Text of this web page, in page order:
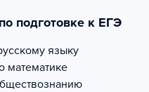
подготовке к ЕГЭ
языку
математике